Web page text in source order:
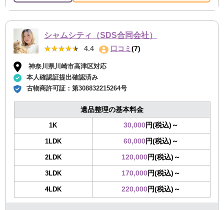
シャムシティ（SDS合同会社）
★★★★★
★★★★★ 4.4 口コミ(7)
神奈川県川崎市高津区対応
本人確認証提出確認済み
古物商許可証：第308832215264号
遺品整理の基本料金
1K 30,000円(税込)～
1LDK 60,000円(税込)～
2LDK 120,000円(税込)～
3LDK 170,000円(税込)～
4LDK 220,000円(税込)～